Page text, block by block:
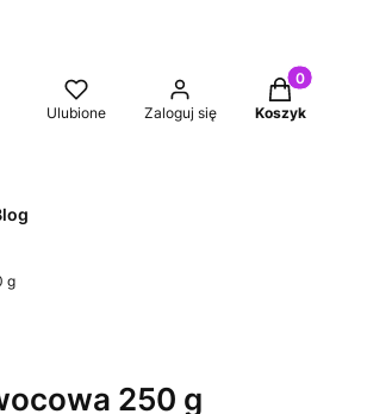
Ulubione Zaloguj się
Produkty w
Koszyk
g
250 g